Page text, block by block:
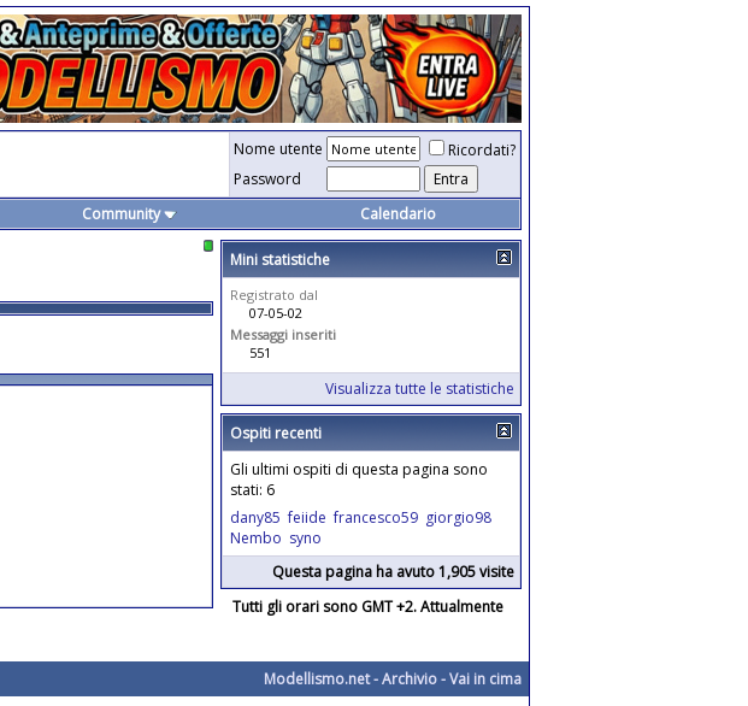
Nome utente
Ricordati?
Password
Community Calendario
Mini statistiche
Registrato dal
07-05-02
Messaggi inseriti
551
Visualizza tutte le statistiche
Ospiti recenti
Gli ultimi ospiti di questa pagina sono
stati: 6
dany85 feiide francesco59 giorgio98
Nembo syno
Questa pagina ha avuto 1,905 visite
Tutti gli orari sono GMT +2. Attualmente
Modellismo.net-Archivio-Vai in cima